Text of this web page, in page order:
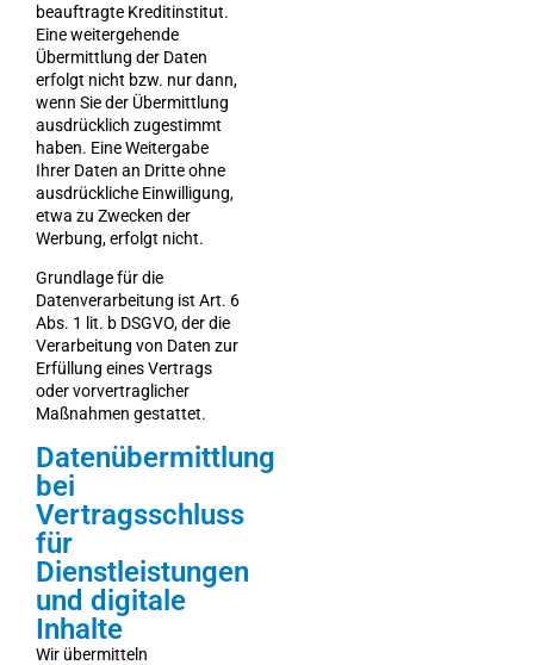
beauftragte Kreditinstitut.
Eine weitergehende
Übermittlung der Daten
erfolgt nicht bzw. nur dann,
wenn Sie der Übermittlung
ausdrücklich zugestimmt
haben. Eine Weitergabe
Ihrer Daten an Dritte ohne
ausdrückliche Einwilligung,
etwa zu Zwecken der
Werbung, erfolgt nicht.
Grundlage für die
Datenverarbeitung ist Art. 6
Abs. 1 lit. b DSGVO, der die
Verarbeitung von Daten zur
Erfüllung eines Vertrags
oder vorvertraglicher
Maßnahmen gestattet.
Datenübermittlung
bei
Vertragsschluss
für
Dienstleistungen
und digitale
Inhalte
Wir übermitteln